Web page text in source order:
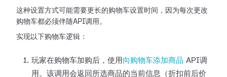
这种设置方式可能需要更长的购物车设置时间，因为每次更改
购物车都必须伴随API调用。
实现以下购物车逻辑：
玩家在购物车加购后，使用 向购物车添加商品 API调
用。该调用会返回所选商品的当前信息（折扣前后价